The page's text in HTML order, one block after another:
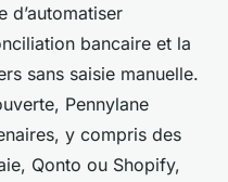
d’automatiser
bancaire et la
sans saisie manuelle.
Pennylane
y compris des
Qonto ou Shopify,